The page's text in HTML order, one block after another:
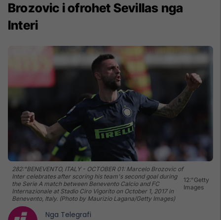
Brozovic i ofrohet Sevillas nga
Interi
282:"BENEVENTO, ITALY - OCTOBER 01: Marcelo Brozovic of
Inter celebrates after scoring his team's second goal during
the Serie A match between Benevento Calcio and FC
Internazionale at Stadio Ciro Vigorito on October 1, 2017 in
Benevento, Italy. (Photo by Maurizio Lagana/Getty Images)
12:"Getty
Images
Nga Telegrafi